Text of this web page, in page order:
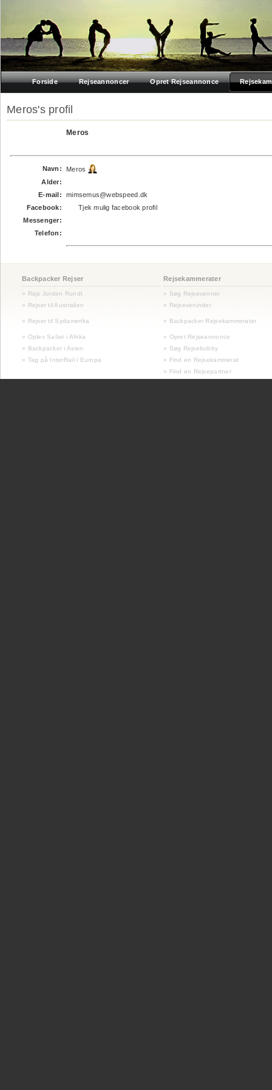
Forside Rejseannoncer Opret Rejseannonce
Meros's profil
Meros
Navn:
Meros
Alder:
E-mail:
mimsemus@webspeed.dk
Facebook:
Tjek mulig facebook profil
Messenger:
Telefon:
Backpacker Rejser Rejsekammerater
» Rejs Jorden Rundt
» Søg Rejsevenner
» Rejser til Australien
» Rejseveninder
» Rejser til Sydamerika » Backpacker Rejsekammerater
» Oplev Safari i Afrika
» Opret Rejseannonce
» Backpacker i Asien
» Søg Rejsebubby
» Tag på InterRail i Europa
» Find en Rejsekammerat
» Find en Rejsepartner